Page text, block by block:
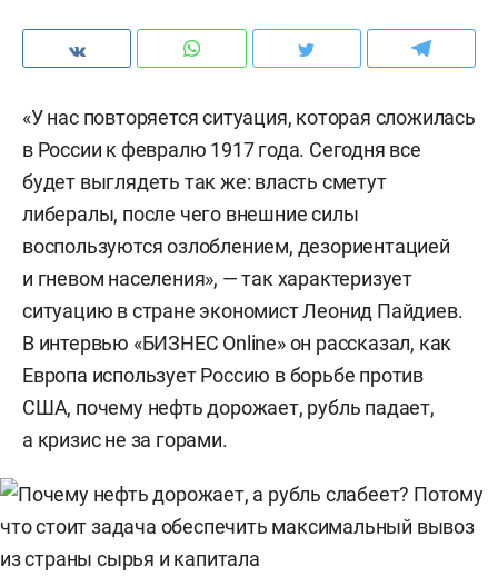
«У нас повторяется ситуация, которая сложилась
в России к февралю 1917 года. Сегодня все
будет выглядеть так же: власть сметут
либералы, после чего внешние силы
воспользуются озлоблением, дезориентацией
и гневом населения», — так характеризует
ситуацию в стране экономист Леонид Пайдиев.
В интервью «БИЗНЕС Online» он рассказал, как
Европа использует Россию в борьбе против
США, почему нефть дорожает, рубль падает,
а кризис не за горами.